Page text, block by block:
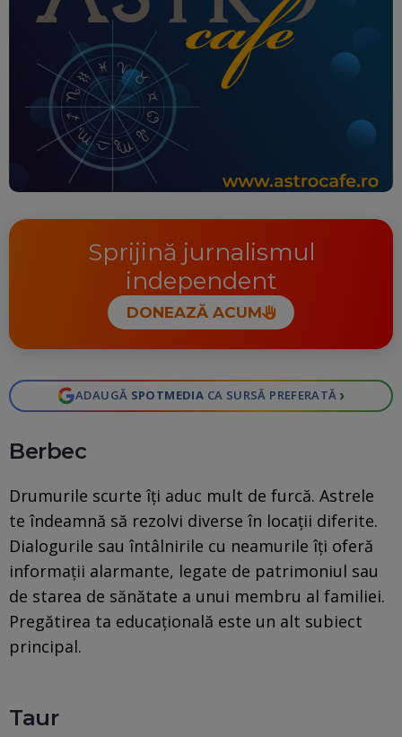
Sprijină jurnalismul
independent
DONEAZĂ ACUM
ADAUGĂ SPOTMEDIA CA SURSĂ PREFERATĂ ›
Berbec
Drumurile scurte îți aduc mult de furcă. Astrele
te îndeamnă să rezolvi diverse în locații diferite.
Dialogurile sau întâlnirile cu neamurile îți oferă
informații alarmante, legate de patrimoniul sau
de starea de sănătate a unui membru al familiei.
Pregătirea ta educațională este un alt subiect
principal.
Taur